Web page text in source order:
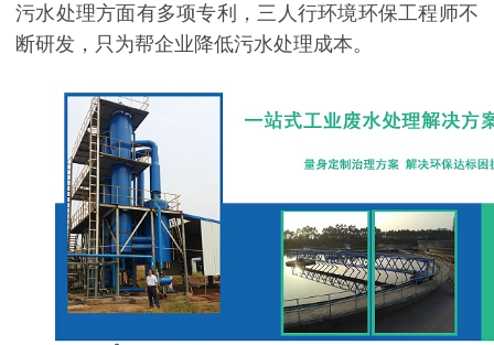
污水处理方面有多项专利，三人行环境环保工程师不
断研发，只为帮企业降低污水处理成本。